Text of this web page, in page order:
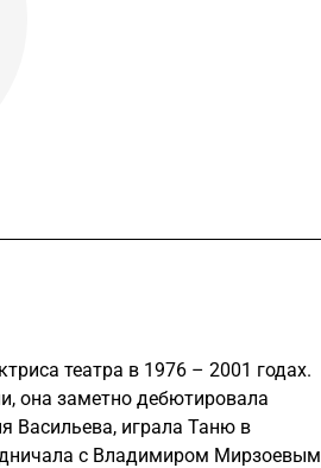
театра в 1976 – 2001 годах.
она заметно дебютировала
Васильева, играла Таню в
с Владимиром Мирзоевым